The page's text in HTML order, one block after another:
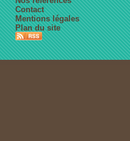
Contact
Mentions légales
Plan du site